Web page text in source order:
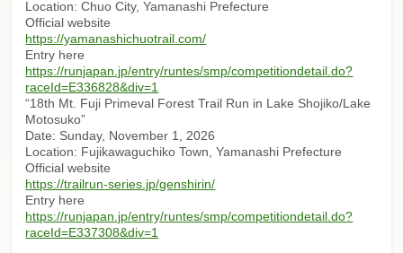
Location: Chuo City, Yamanashi Prefecture
Official website
https://yamanashichuotrail.com/
Entry here
https://runjapan.jp/entry/runtes/smp/competitiondetail.do?
raceId=E336828&div=1
“18th Mt. Fuji Primeval Forest Trail Run in Lake Shojiko/Lake
Motosuko”
Date: Sunday, November 1, 2026
Location: Fujikawaguchiko Town, Yamanashi Prefecture
Official website
https://trailrun-series.jp/genshirin/
Entry here
https://runjapan.jp/entry/runtes/smp/competitiondetail.do?
raceId=E337308&div=1